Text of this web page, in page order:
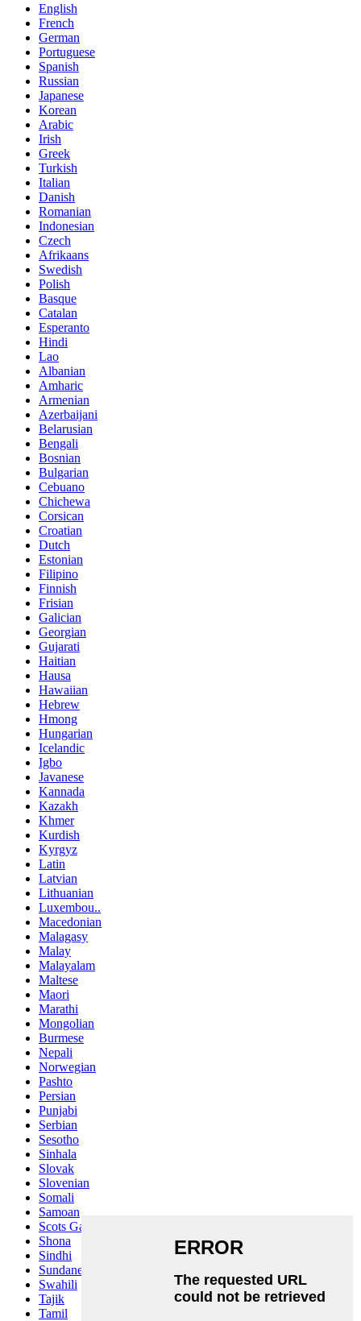
English
French
German
Portuguese
Spanish
Russian
Japanese
Korean
Arabic
Irish
Greek
Turkish
Italian
Danish
Romanian
Indonesian
Czech
Afrikaans
Swedish
Polish
Basque
Catalan
Esperanto
Hindi
Lao
Albanian
Amharic
Armenian
Azerbaijani
Belarusian
Bengali
Bosnian
Bulgarian
Cebuano
Chichewa
Corsican
Croatian
Dutch
Estonian
Filipino
Finnish
Frisian
Galician
Georgian
Gujarati
Haitian
Hausa
Hawaiian
Hebrew
Hmong
Hungarian
Icelandic
Igbo
Javanese
Kannada
Kazakh
Khmer
Kurdish
Kyrgyz
Latin
Latvian
Lithuanian
Luxembou..
Macedonian
Malagasy
Malay
Malayalam
Maltese
Maori
Marathi
Mongolian
Burmese
Nepali
Norwegian
Pashto
Persian
Punjabi
Serbian
Sesotho
Sinhala
Slovak
Slovenian
Somali
Samoan
Scots Gaelic
Shona
Sindhi
Sundanese
Swahili
Tajik
Tamil